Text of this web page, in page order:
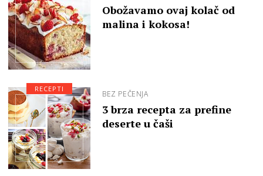
Obožavamo ovaj kolač od
malina i kokosa!
BEZ PEČENJA
3 brza recepta za prefine
deserte u čaši
RECEPTI